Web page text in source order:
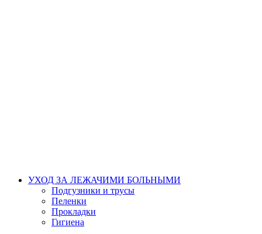
УХОД ЗА ЛЕЖАЧИМИ БОЛЬНЫМИ
Подгузники и трусы
Пеленки
Прокладки
Гигиена